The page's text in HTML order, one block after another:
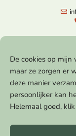
De cookies op
maar ze zorgen er
deze manier
persoonlijker kan
Helemaal goed,